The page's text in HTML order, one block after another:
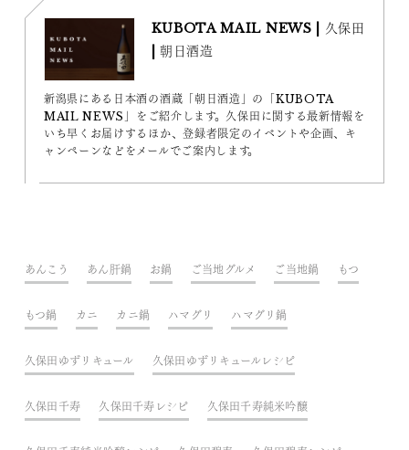
KUBOTA MAIL NEWS | 久保田
| 朝日酒造
新潟県にある日本酒の酒蔵「朝日酒造」の「KUBOTA
MAIL NEWS」をご紹介します。久保田に関する最新情報を
いち早くお届けするほか、登録者限定のイベントや企画、キ
ャンペーンなどをメールでご案内します。
あんこう あん肝鍋 お鍋 ご当地グルメ ご当地鍋 もつ
もつ鍋 カニ カニ鍋 ハマグリ ハマグリ鍋
久保田ゆずリキュール 久保田ゆずリキュールレシピ
久保田千寿 久保田千寿レシピ 久保田千寿純米吟醸